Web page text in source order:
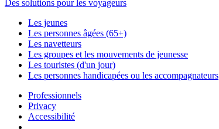
Des solutions pour les voyageurs
Les jeunes
Les personnes âgées (65+)
Les navetteurs
Les groupes et les mouvements de jeunesse
Les touristes (d'un jour)
Les personnes handicapées ou les accompagnateurs
Professionnels
Privacy
Accessibilité